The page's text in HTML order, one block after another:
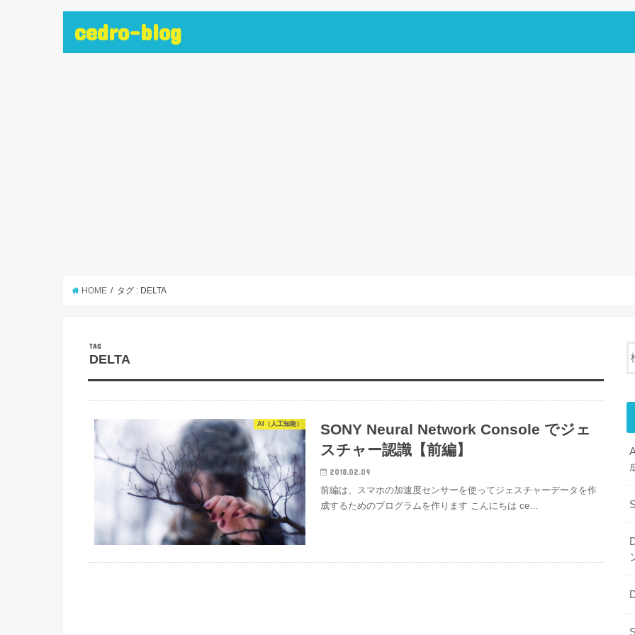
cedro-blog
HOME タグ : DELTA
TAG
DELTA
AI（人工知能）
SONY Neural Network Console でジェ
スチャー認識【前編】
2018.02.09
前編は、スマホの加速度センサーを使ってジェスチャーデータを作
成するためのプログラムを作ります こんにちは ce…